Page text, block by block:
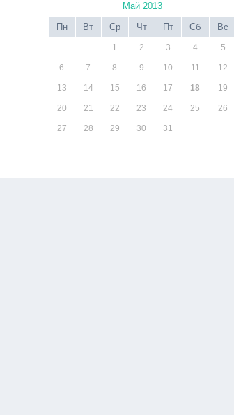
Май 2013
Пн
Вт Ср Чт Пт Сб Вс
1 2 3 4 5
6 7 8 9 10 11 12
13 14 15 16 17 18 19
20 21 22 23 24 25 26
27 28 29 30 31